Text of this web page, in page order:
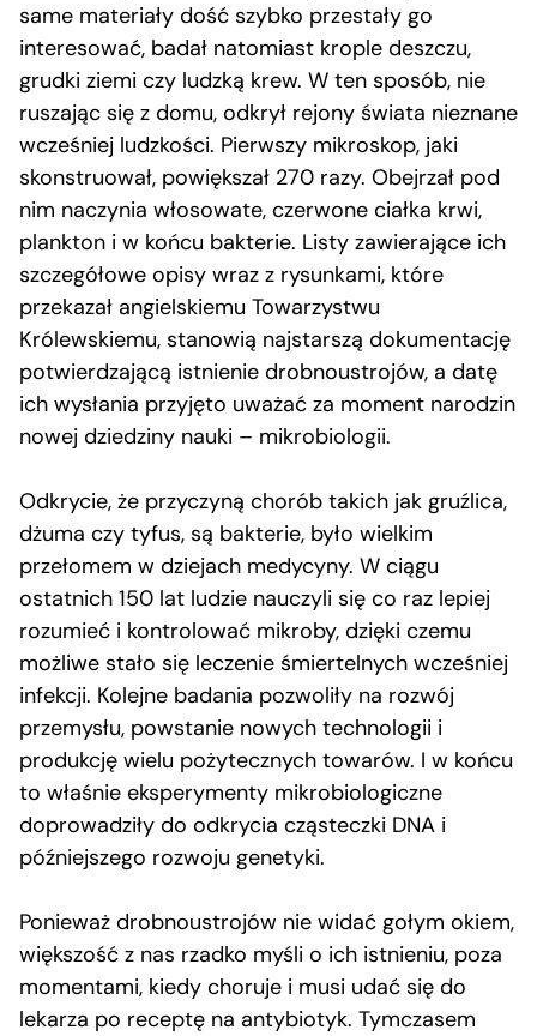
same materiały dość szybko przestały go
interesować, badał natomiast krople deszczu,
grudki ziemi czy ludzką krew. W ten sposób, nie
ruszając się z domu, odkrył rejony świata nieznane
wcześniej ludzkości. Pierwszy mikroskop, jaki
skonstruował, powiększał 270 razy. Obejrzał pod
nim naczynia włosowate, czerwone ciałka krwi,
plankton i w końcu bakterie. Listy zawierające ich
szczegółowe opisy wraz z rysunkami, które
przekazał angielskiemu Towarzystwu
Królewskiemu, stanowią najstarszą dokumentację
potwierdzającą istnienie drobnoustrojów, a datę
ich wysłania przyjęto uważać za moment narodzin
nowej dziedziny nauki – mikrobiologii.
Odkrycie, że przyczyną chorób takich jak gruźlica,
dżuma czy tyfus, są bakterie, było wielkim
przełomem w dziejach medycyny. W ciągu
ostatnich 150 lat ludzie nauczyli się co raz lepiej
rozumieć i kontrolować mikroby, dzięki czemu
możliwe stało się leczenie śmiertelnych wcześniej
infekcji. Kolejne badania pozwoliły na rozwój
przemysłu, powstanie nowych technologii i
produkcję wielu pożytecznych towarów. I w końcu
to właśnie eksperymenty mikrobiologiczne
doprowadziły do odkrycia cząsteczki DNA i
późniejszego rozwoju genetyki.
Ponieważ drobnoustrojów nie widać gołym okiem,
większość z nas rzadko myśli o ich istnieniu, poza
momentami, kiedy choruje i musi udać się do
lekarza po receptę na antybiotyk. Tymczasem